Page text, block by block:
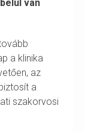
van
a klinika
az
a
szakorvosi